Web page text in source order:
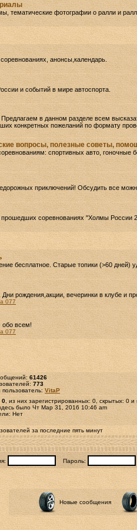
тематические фотографии о ралли и
анонсы,календарь.
и событий в мире автоспорта.
в данном разделе всем
конкретных пожеланий по формату
вопросы, полезные советы,
спортивных авто, гоночные
приключений! Обсудить все
соревнованиях "Холмы России
бесплатное. Старые топики (>60 дней)
рождения,акции, вечеринки в клубе и
077
обо всем!
077
61426
773
VitaP
0 , из них зарегистрированных: 0, скрытых: 0
было Чт Мар 31, 2016 10:46 am
Нет
за последние пять минут
Пароль:
Новые сообщения